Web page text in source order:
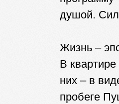
душой.
Жизнь –
В
них – в
пробеге